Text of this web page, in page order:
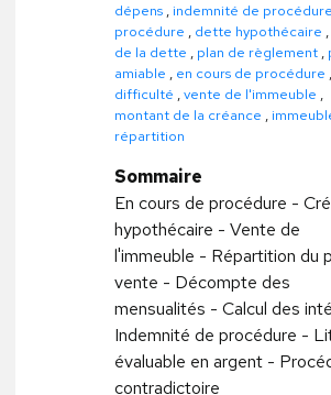
dépens , indemnité de procédure
procédure , dette hypothécaire ,
de la dette , plan de règlement ,
amiable , en cours de procédure ,
difficulté ,vente de l'immeuble ,
montant de la créance ,
répartition
Sommaire
En cours de procédure -
hypothécaire - Vente de
l'immeuble - Répartition du
vente - Décompte des
mensualités - Calcul des
Indemnité de procédure -
évaluable en argent -
contradictoire